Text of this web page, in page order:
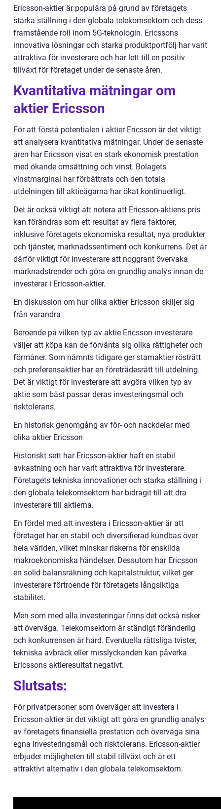
Ericsson-aktier är populära på grund av företagets
starka ställning i den globala telekomsektorn och dess
framstående roll inom 5G-teknologin. Ericssons
innovativa lösningar och starka produktportfölj har varit
attraktiva för investerare och har lett till en positiv
tillväxt för företaget under de senaste åren.
Kvantitativa mätningar om
aktier Ericsson
För att förstå potentialen i aktier Ericsson är det viktigt
att analysera kvantitativa mätningar. Under de senaste
åren har Ericsson visat en stark ekonomisk prestation
med ökande omsättning och vinst. Bolagets
vinstmarginal har förbättrats och den totala
utdelningen till aktieägarna har ökat kontinuerligt.
Det är också viktigt att notera att Ericsson-aktiens pris
kan förändras som ett resultat av flera faktorer,
inklusive företagets ekonomiska resultat, nya produkter
och tjänster, marknadssentiment och konkurrens. Det är
därför viktigt för investerare att noggrant övervaka
marknadstrender och göra en grundlig analys innan de
investerar i Ericsson-aktier.
En diskussion om hur olika aktier Ericsson skiljer sig
från varandra
Beroende på vilken typ av aktie Ericsson investerare
väljer att köpa kan de förvänta sig olika rättigheter och
förmåner. Som nämnts tidigare ger stamaktier rösträtt
och preferensaktier har en företrädesrätt till utdelning.
Det är viktigt för investerare att avgöra vilken typ av
aktie som bäst passar deras investeringsmål och
risktolerans.
En historisk genomgång av för- och nackdelar med
olika aktier Ericsson
Historiskt sett har Ericsson-aktier haft en stabil
avkastning och har varit attraktiva för investerare.
Företagets tekniska innovationer och starka ställning i
den globala telekomsektorn har bidragit till att dra
investerare till aktierna.
En fördel med att investera i Ericsson-aktier är att
företaget har en stabil och diversifierad kundbas över
hela världen, vilket minskar riskerna för enskilda
makroekonomiska händelser. Dessutom har Ericsson
en solid balansräkning och kapitalstruktur, vilket ger
investerare förtroende för företagets långsiktiga
stabilitet.
Men som med alla investeringar finns det också risker
att överväga. Telekomsektorn är ständigt föränderlig
och konkurrensen är hård. Eventuella rättsliga tvister,
tekniska avbräck eller misslyckanden kan påverka
Ericssons aktieresultat negativt.
Slutsats:
För privatpersoner som överväger att investera i
Ericsson-aktier är det viktigt att göra en grundlig analys
av företagets finansiella prestation och överväga sina
egna investeringsmål och risktolerans. Ericsson-aktier
erbjuder möjligheten till stabil tillväxt och är ett
attraktivt alternativ i den globala telekomsektorn.